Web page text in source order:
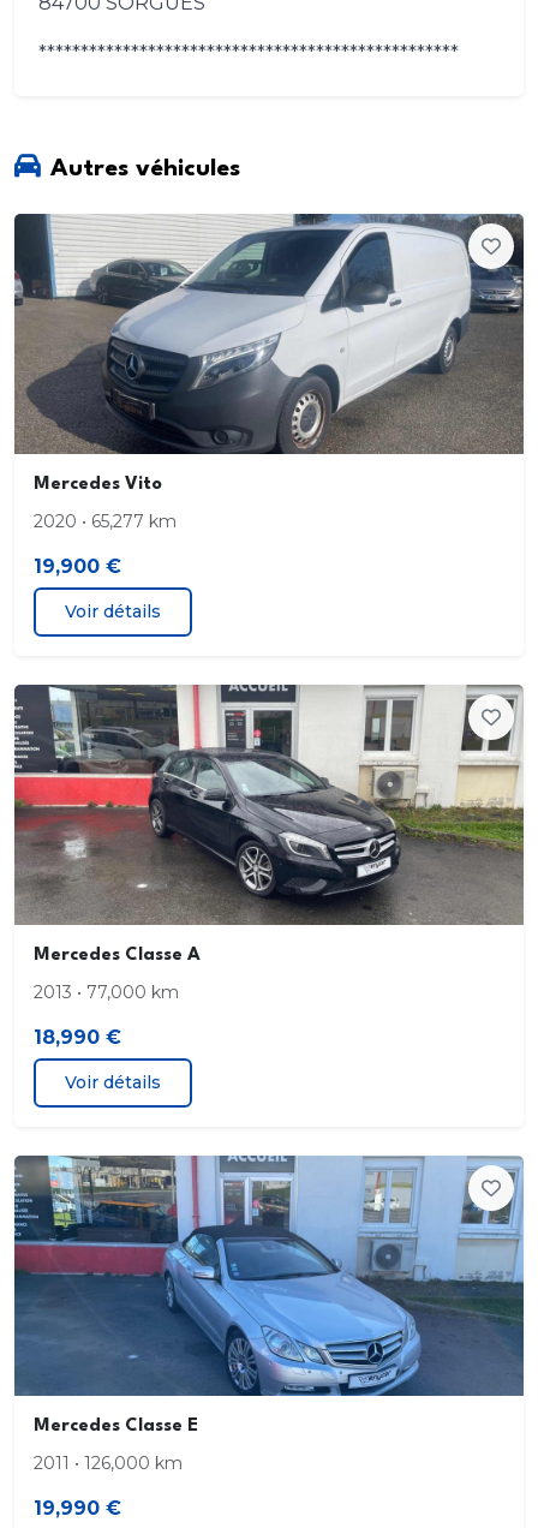
**************************************************
Autres véhicules
Mercedes Vito
2020 • 65,277 km
19,900 €
Voir détails
Mercedes Classe A
2013 • 77,000 km
18,990 €
Voir détails
Mercedes Classe E
2011 • 126,000 km
19,990 €